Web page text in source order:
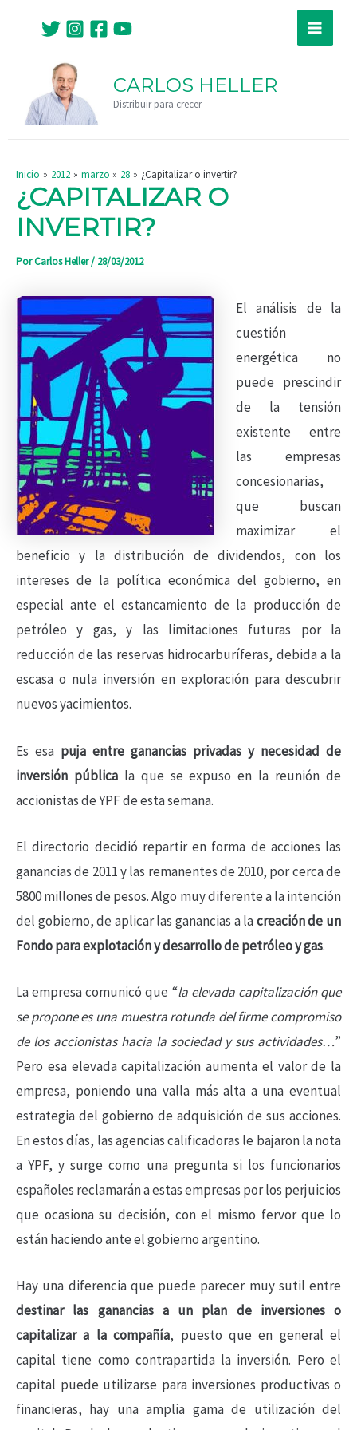
contenido
Main
CARLOS HELLER
Distribuir para crecer
Inicio 2012 marzo 28 ¿Capitalizar o invertir?
¿CAPITALIZAR O
INVERTIR?
PorCarlos Heller/ 28/03/2012
El análisis de la
cuestión
energética no
puede prescindir
de la tensión
existente entre
las empresas
concesionarias,
que buscan
maximizar el
beneficio y la distribución de dividendos, con los
intereses de la política económica del gobierno, en
especial ante el estancamiento de la producción de
petróleo y gas, y las limitaciones futuras por la
reducción de las reservas hidrocarburíferas, debida a la
escasa o nula inversión en exploración para descubrir
nuevos yacimientos.
Es esa puja entre ganancias privadas y necesidad de
inversión públicala que se expuso en la reunión de
accionistas de YPF de esta semana.
El directorio decidió repartir en forma de acciones las
ganancias de 2011 y las remanentes de 2010, por cerca de
5800 millones de pesos. Algo muy diferente a la intención
del gobierno, de aplicar las ganancias a lacreación de un
Fondo para explotación y desarrollo de petróleo y gas.
La empresa comunicó que “la elevada capitalización que
se propone es una muestra rotunda del firme compromiso
de los accionistas hacia la sociedad y sus actividades…”
Pero esa elevada capitalización aumenta el valor de la
empresa, poniendo una valla más alta a una eventual
estrategia del gobierno de adquisición de sus acciones.
En estos días, las agencias calificadoras le bajaron la nota
a YPF, y surge como una pregunta si los funcionarios
españoles reclamarán a estas empresas por los perjuicios
que ocasiona su decisión, con el mismo fervor que lo
están haciendo ante el gobierno argentino.
Hay una diferencia que puede parecer muy sutil entre
destinar las ganancias a un plan de inversiones o
capitalizar a la compañía, puesto que en general el
capital tiene como contrapartida la inversión. Pero el
capital puede utilizarse para inversiones productivas o
financieras, hay una amplia gama de utilización del
entradas